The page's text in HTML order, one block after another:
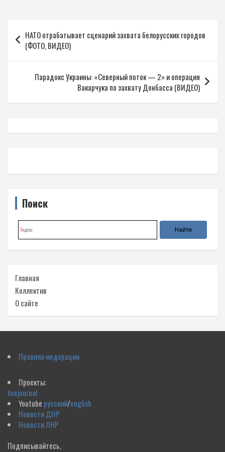
Навигация
по
записям
НАТО отрабатывает сценарий захвата белорусских городов
(ФОТО, ВИДЕО)
Парадокс Украины: «Северный поток — 2» и операция
Вакарчука по захвату Донбасса (ВИДЕО)
Поиск
Главная
Коллектив
О сайте
Правила модерации
Проекты:
livejournal
Youtube русский/english
Новости ДНР
Новости ЛНР
Подписывайтесь,